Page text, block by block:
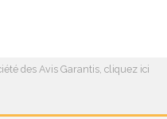
des Avis Garantis, cliquez ici